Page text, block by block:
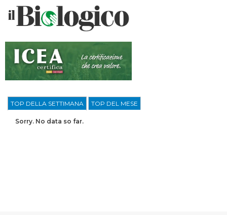
TOP DELLA SETTIMANA TOP DEL MESE
Sorry. No data so far.